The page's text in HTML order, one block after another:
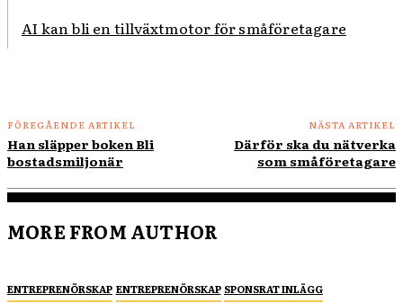
AI kan bli en tillväxtmotor för småföretagare
FÖREGÅENDE ARTIKEL
Han släpper boken Bli
bostadsmiljonär
NÄSTA ARTIKEL
Därför ska du nätverka
som småföretagare
MORE FROM AUTHOR
ENTREPRENÖRSKAP ENTREPRENÖRSKAP SPONSRAT INLÄGG